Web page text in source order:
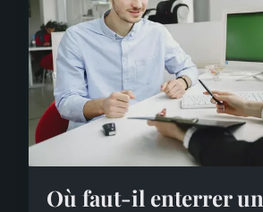
Où faut-il enterrer un